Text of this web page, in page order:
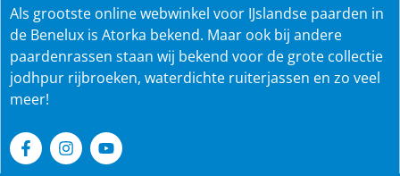
Als grootste online webwinkel voor IJslandse paarden in
de Benelux is Atorka bekend. Maar ook bij andere
paardenrassen staan wij bekend voor de grote collectie
jodhpur rijbroeken, waterdichte ruiterjassen en zo veel
meer!